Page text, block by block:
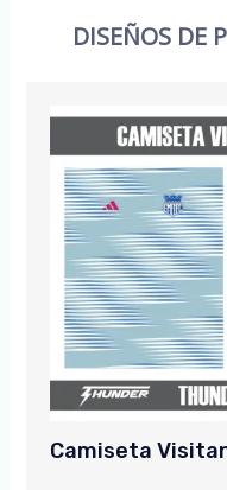
DISEÑOS DE
Camiseta